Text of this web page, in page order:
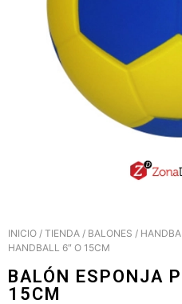
INICIO / TIENDA / BALONES /
HANDBALL 6″ O 15CM
BALÓN ESPONJA
15CM